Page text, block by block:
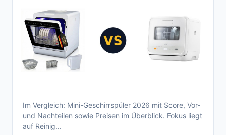
Aktueller Mini-Geschirrspüler Vergleich
2026
Im Vergleich: Mini-Geschirrspüler 2026 mit Score, Vor-
und Nachteilen sowie Preisen im Überblick. Fokus liegt
auf Reinig...